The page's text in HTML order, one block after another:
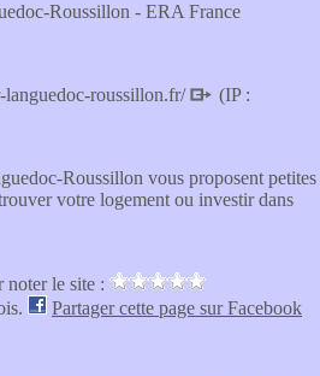
Roussillon - ERA France
roussillon.fr/
(IP :
Roussillon vous proposent petites
votre logement ou investir dans
noter le site :
Partager cette page sur Facebook